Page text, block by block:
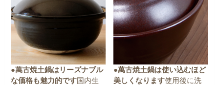
●萬古焼土鍋はリーズナブル
な価格も魅力的です国内生
●萬古焼土鍋は使い込むほど
美しくなります使用後に洗